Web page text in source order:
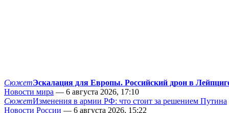
СюжетЭскалация для Европы. Российский дрон в
Новости мира — 6 августа 2026, 17:10
СюжетИзменения в армии РФ: что стоит за решением Путина
Новости России — 6 августа 2026, 15:22